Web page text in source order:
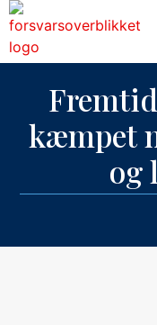
kæmpet
og